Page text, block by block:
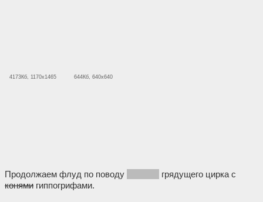
4173Кб, 1170x1465 644Кб, 640x640
Продолжаем флуд по поводу
грядущего цирка с
конями гиппогрифами.